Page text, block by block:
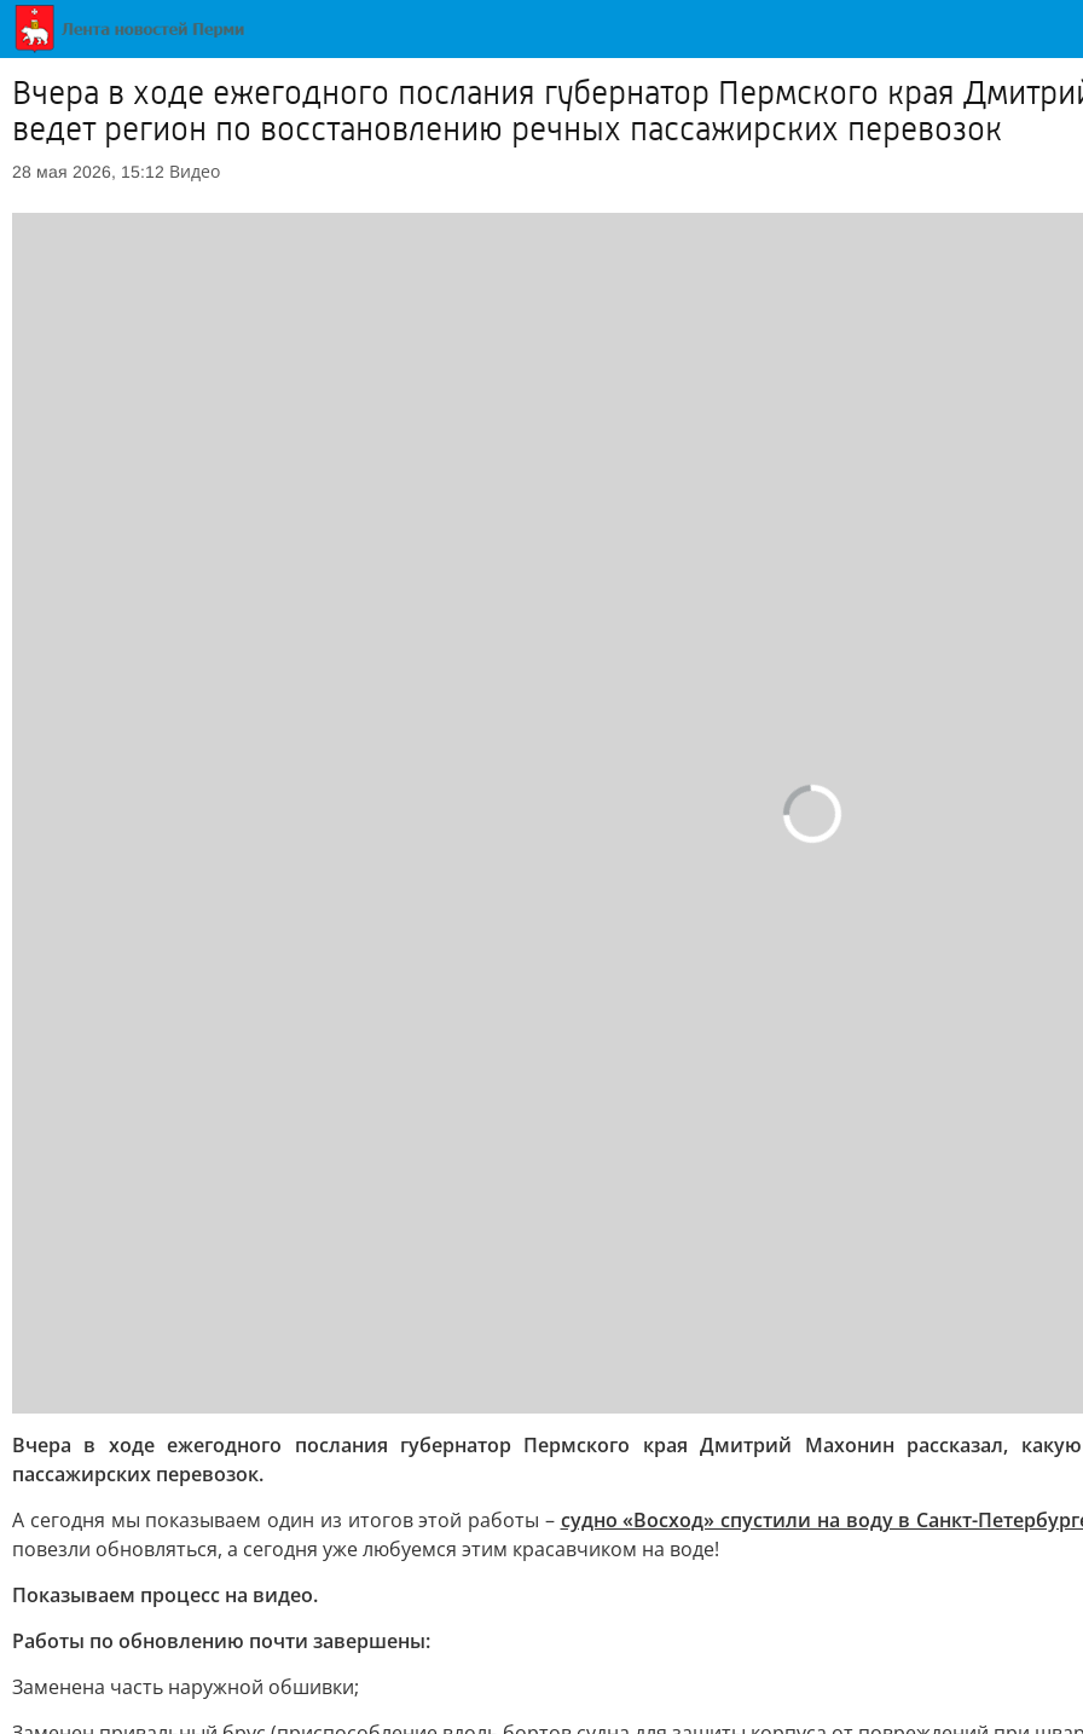
Вчера в ходе ежегодного послания губернатор Пермского края
ведет регион по восстановлению речных пассажирских перевозок
28 мая 2026, 15:12 Видео
Вчера в ходе ежегодного послания губернатор Пермского края Дмитрий Махонин рассказал,
пассажирских перевозок.
А сегодня мы показываем один из итогов этой работы – судно «Восход» спустили на воду в Санкт-
повезли обновляться, а сегодня уже любуемся этим красавчиком на воде!
Показываем процесс на видео.
Работы по обновлению почти завершены:
Заменена часть наружной обшивки;